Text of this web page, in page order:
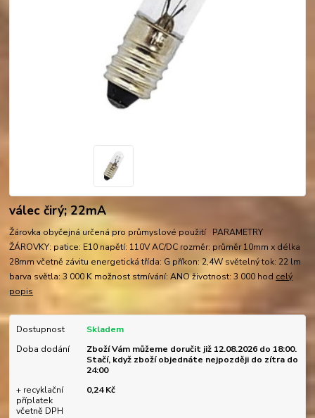
válec čirý; 22mA
Žárovka obyčejná určená pro průmyslové použití PARAMETRY
ŽÁROVKY: patice: E10 napětí: 110V AC/DC rozměr: průměr 10mm x délka
28mm včetně závitu energetická třída: G příkon: 2,4W světelný tok: 22 lm
barva světla: 3 000 K možnost stmívání: ANO životnost: 3 000 hod celý
popis
Dostupnost
Skladem
Doba dodání
Zboží Vám můžeme doručit již 12.08.2026 do 18:00.
Stačí, když zboží objednáte nejpozději do zítra do
24:00
+ recyklační
příplatek
včetně DPH
0,24 Kč